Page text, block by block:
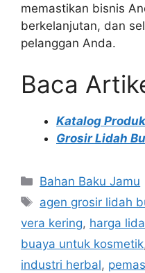
memastikan bisnis
berkelanjutan, dan
pelanggan Anda.
Baca
Katalog
Grosir Lidah
Kategori
Bahan Baku Jamu
Tag
agen grosir lidah
vera kering, harga
buaya untuk kosmetik
industri herbal,